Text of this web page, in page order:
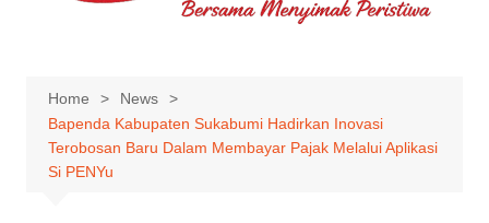
Home
News
Bapenda Kabupaten Sukabumi Hadirkan Inovasi
Terobosan Baru Dalam Membayar Pajak Melalui Aplikasi
Si PENYu